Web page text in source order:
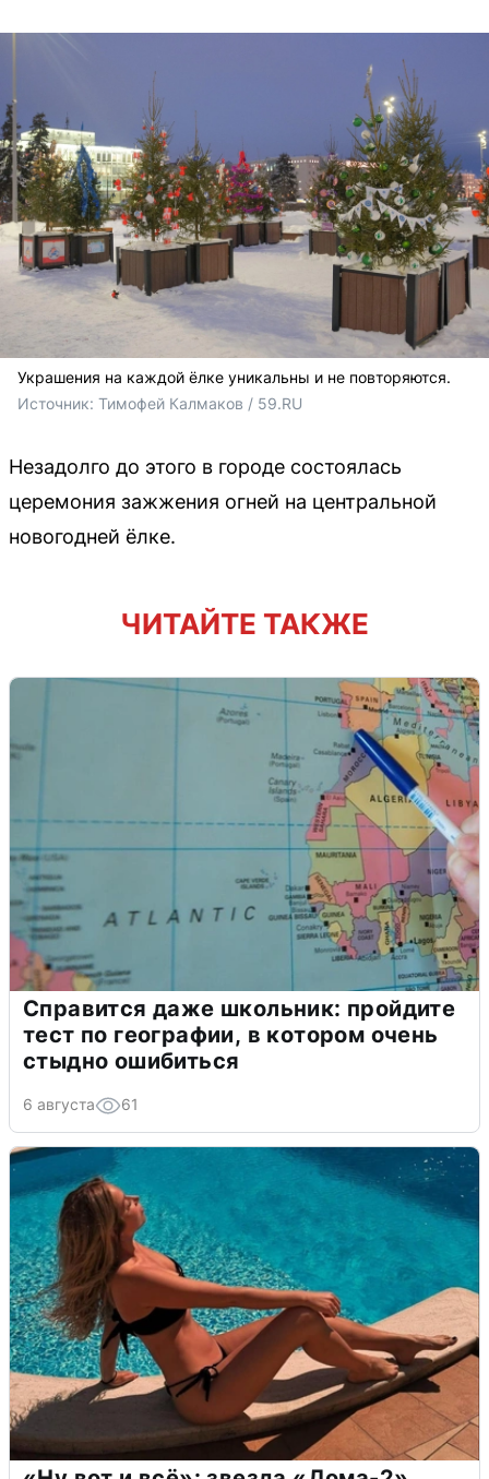
Украшения на каждой ёлке уникальны и не повторяются.
Источник: Тимофей Калмаков / 59.RU
Незадолго до этого в городе состоялась
церемония зажжения огней на центральной
новогодней ёлке.
ЧИТАЙТЕ ТАКЖЕ
Справится даже школьник: пройдите
тест по географии, в котором очень
стыдно ошибиться
6 августа 61